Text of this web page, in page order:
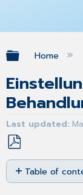
Home
Last updated
Save
as
PDF
Table of